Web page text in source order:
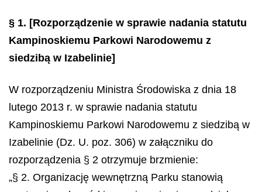
§ 1. [Rozporządzenie w sprawie nadania statutu
Kampinoskiemu Parkowi Narodowemu z
siedzibą w Izabelinie]
W rozporządzeniu Ministra Środowiska z dnia 18
lutego 2013 r. w sprawie nadania statutu
Kampinoskiemu Parkowi Narodowemu z siedzibą w
Izabelinie (Dz. U. poz. 306) w załączniku do
rozporządzenia § 2 otrzymuje brzmienie:
„§ 2. Organizację wewnętrzną Parku stanowią